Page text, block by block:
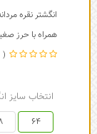
انگشتر نقره
همراه با حرز
انتخاب سایز
64